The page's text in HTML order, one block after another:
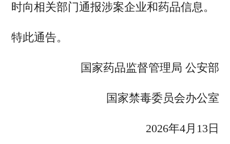
时向相关部门通报涉案企业和药品信息。
特此通告。
国家药品监督管理局 公安部
国家禁毒委员会办公室
2026年4月13日